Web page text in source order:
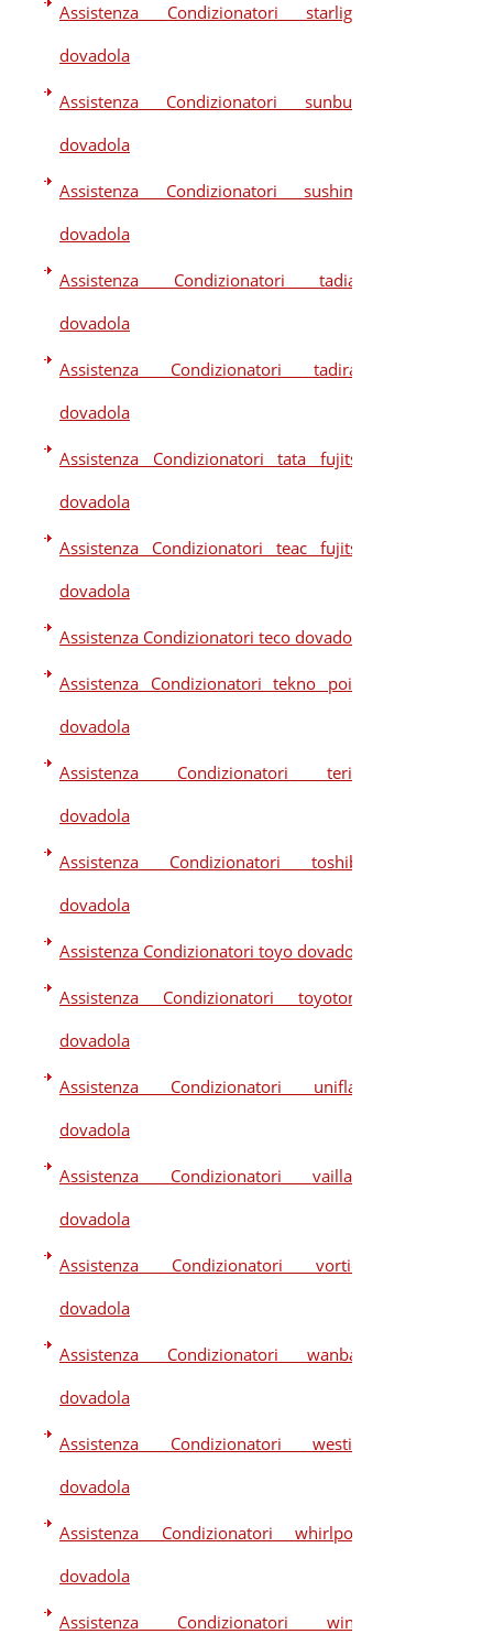
Assistenza Condizionatori starlight
dovadola
Assistenza Condizionatori sunbury
dovadola
Assistenza Condizionatori sushima
dovadola
Assistenza Condizionatori tadiair
dovadola
Assistenza Condizionatori tadiran
dovadola
Assistenza Condizionatori tata fujitsu
dovadola
Assistenza Condizionatori teac fujitsu
dovadola
Assistenza Condizionatori teco dovadola
Assistenza Condizionatori tekno point
dovadola
Assistenza Condizionatori terim
dovadola
Assistenza Condizionatori toshiba
dovadola
Assistenza Condizionatori toyo dovadola
Assistenza Condizionatori toyotomi
dovadola
Assistenza Condizionatori uniflair
dovadola
Assistenza Condizionatori vaillant
dovadola
Assistenza Condizionatori vortice
dovadola
Assistenza Condizionatori wanbao
dovadola
Assistenza Condizionatori westim
dovadola
Assistenza Condizionatori whirlpool
dovadola
Assistenza Condizionatori winia